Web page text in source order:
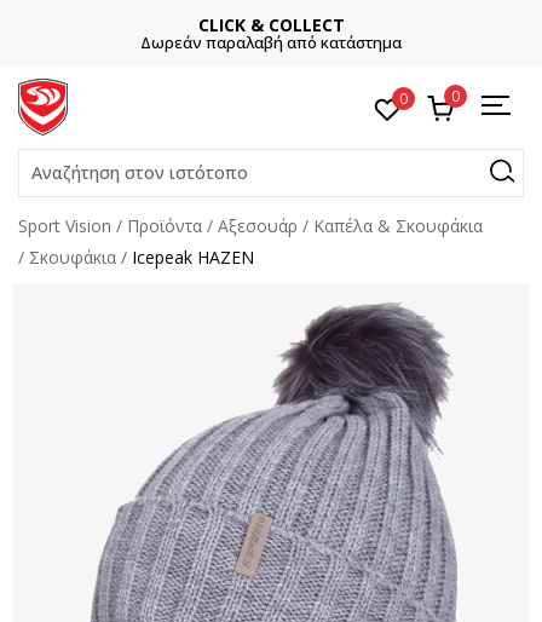
CLICK & COLLECT
Δωρεάν παραλαβή από κατάστημα
0 0
Αναζήτηση στον ιστότοπο
Sport Vision Προϊόντα Αξεσουάρ
Καπέλα & Σκουφάκια
Σκουφάκια
Icepeak HAZEN